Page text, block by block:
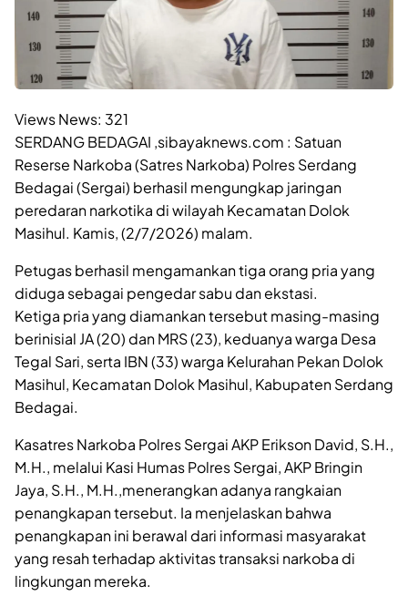
Views News: 321
SERDANG BEDAGAI ,sibayaknews.com : Satuan
Reserse Narkoba (Satres Narkoba) Polres Serdang
Bedagai (Sergai) berhasil mengungkap jaringan
peredaran narkotika di wilayah Kecamatan Dolok
Masihul. Kamis, (2/7/2026) malam.
Petugas berhasil mengamankan tiga orang pria yang
diduga sebagai pengedar sabu dan ekstasi.
Ketiga pria yang diamankan tersebut masing-masing
berinisial JA (20) dan MRS (23), keduanya warga Desa
Tegal Sari, serta IBN (33) warga Kelurahan Pekan Dolok
Masihul, Kecamatan Dolok Masihul, Kabupaten Serdang
Bedagai.
Kasatres Narkoba Polres Sergai AKP Erikson David, S.H.,
M.H., melalui Kasi Humas Polres Sergai, AKP Bringin
Jaya, S.H., M.H.,menerangkan adanya rangkaian
penangkapan tersebut. Ia menjelaskan bahwa
penangkapan ini berawal dari informasi masyarakat
yang resah terhadap aktivitas transaksi narkoba di
lingkungan mereka.